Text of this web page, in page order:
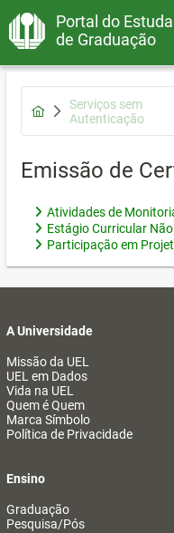
Portal do
de Graduação
Serviços sem
Autenticação
Emissão de
Atividades de
Estágio Curricular
Participação em
A Universidade
Missão da UEL
UEL em Dados
Vida na UEL
Quem é Quem
Marca Símbolo
Política de Privacidade
Ensino
Graduação
Pesquisa/Pós